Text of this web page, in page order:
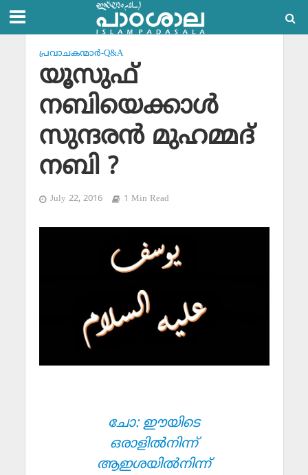
പ്രവാചകന്മാര്‍-Q&A
യൂസുഫ്
നബിയെക്കാള്‍
സുന്ദരന്‍ മുഹമ്മദ്
നബി ?
July 22, 2016 1 Min Read
ചോ: ഈയിടെ
ഒരാളില്‍നിന്ന്
ആഇശയില്‍നിന്ന്